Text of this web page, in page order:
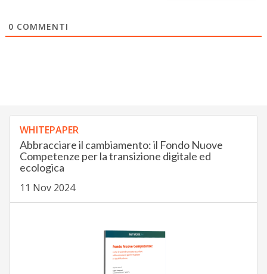
0 COMMENTI
WHITEPAPER
Abbracciare il cambiamento: il Fondo Nuove
Competenze per la transizione digitale ed
ecologica
11 Nov 2024